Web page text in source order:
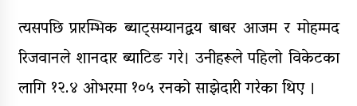
त्यसपछि प्रारम्भिक ब्याट्सम्यानद्वय बाबर आजम र मोहम्मद
रिजवानले शानदार ब्याटिङ गरे। उनीहरूले पहिलो विकेटका
लागि १२.४ ओभरमा १०५ रनको साझेदारी गरेका थिए ।